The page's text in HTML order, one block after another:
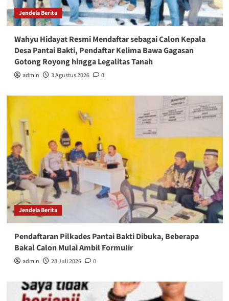
Jendela Berita
Wahyu Hidayat Resmi Mendaftar sebagai Calon Kepala
Desa Pantai Bakti, Pendaftar Kelima Bawa Gagasan
Gotong Royong hingga Legalitas Tanah
admin 3 Agustus 2026 0
Jendela Berita
Pendaftaran Pilkades Pantai Bakti Dibuka, Beberapa
Bakal Calon Mulai Ambil Formulir
admin 28 Juli 2026 0